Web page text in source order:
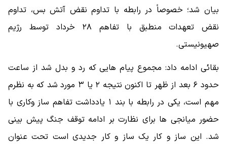
بیان شد؛ خصوصاً در رابطه با تداوم نقض آتش بس، تداوم
نقض تعهدات منطبق با تفاهم ۲۸ خرداد توسط رژیم
صهیونیستی.
بقائی ادامه داد: مجموع پیام هایی که رد و بدل شد از ساعت
حدود ۶ بعد از ظهر تا اکنون نتیجه ۲ یا ۳ مورد شد که به نظرم
مهم است، یکی در رابطه با بند ۱ یادداشت تفاهم ساز وکاری با
حضور میانجی ها برای نظارت بر ادامه توقف جنگ پیش بینی
شد. این ساز و کار یک ساز و کار جدیدی است تحت عنوان